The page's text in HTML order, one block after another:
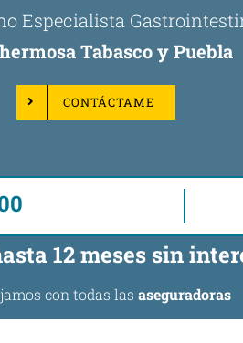
Especialista
Tabasco y Puebla
CONTÁCTAME
12 meses sin
con todas las aseguradoras